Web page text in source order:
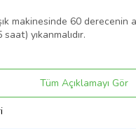
makinesinde 60 derecenin
yıkanmalıdır.
kırılmayacak şekilde,
için diğer ürünlerimize göz
Tüm Açıklamayı Gör